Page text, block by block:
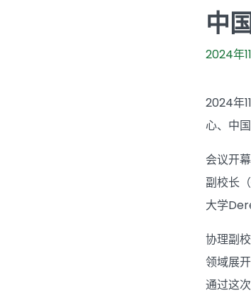
中
2024年
2024年
心、中
会议开
副校长
大学
协理副
领域展
通过这